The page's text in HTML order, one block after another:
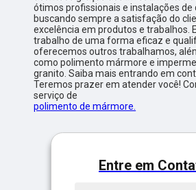
ótimos profissionais e instalações de
buscando sempre a satisfação do
excelência em produtos e trabalhos.
trabalho de uma forma eficaz e
oferecemos outros trabalhamos,
como polimento mármore e
granito. Saiba mais entrando em
Teremos prazer em atender você!
serviço de
polimento de mármore.
Entre em